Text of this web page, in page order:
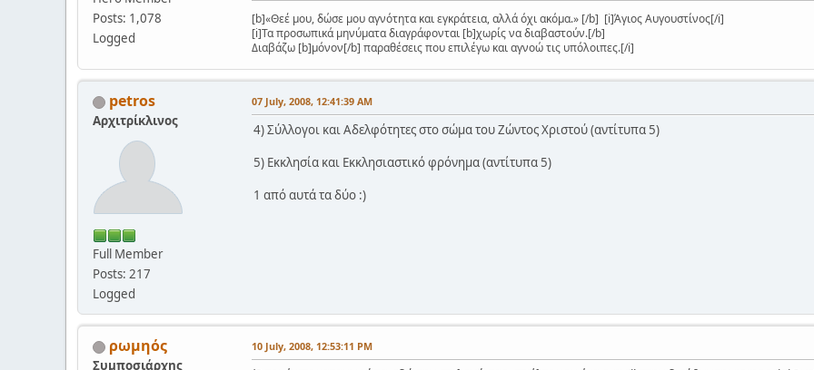
Posts: 1,078
Logged
[b]«Θεέ μου, δώσε μου αγνότητα και εγκράτεια, αλλά όχι ακόμα.» [/b] [i]Άγιος Αυγουστίνος[/i]
[i]Τα προσωπικά μηνύματα διαγράφονται [b]χωρίς να διαβαστούν.[/b]
Διαβάζω [b]μόνον[/b] παραθέσεις που επιλέγω και αγνοώ τις υπόλοιπες.[/i]
petros
Αρχιτρίκλινος
Full Member
Posts: 217
Logged
07 July, 2008, 12:41:39 AM
4) Σύλλογοι και Αδελφότητες στο σώμα του Ζώντος Χριστού (αντίτυπα 5)
5) Εκκλησία και Εκκλησιαστικό φρόνημα (αντίτυπα 5)
1 από αυτά τα δύο :)
ρωμηός
Συμποσιάρχης
10 July, 2008, 12:53:11 PM